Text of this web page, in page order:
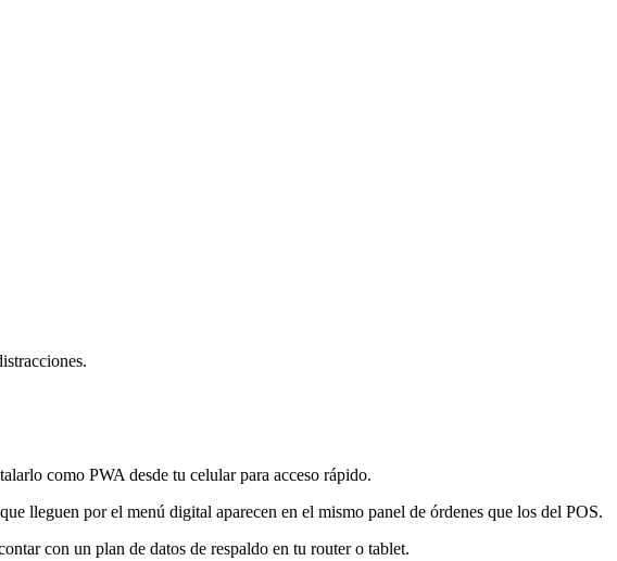
como PWA desde tu celular para acceso rápido.
lleguen por el menú digital aparecen en el mismo panel de órdenes que los del POS.
con un plan de datos de respaldo en tu router o tablet.